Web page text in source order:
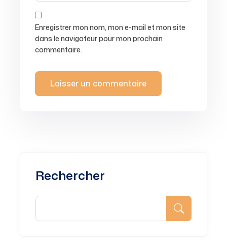
Enregistrer mon nom, mon e-mail et mon site
dans le navigateur pour mon prochain
commentaire.
Rechercher